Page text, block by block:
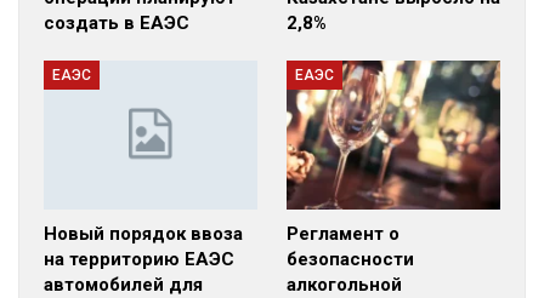
создать в ЕАЭС
2,8%
ЕАЭС
Новый порядок ввоза
на территорию ЕАЭС
автомобилей для
ЕАЭС
Регламент о
безопасности
алкогольной